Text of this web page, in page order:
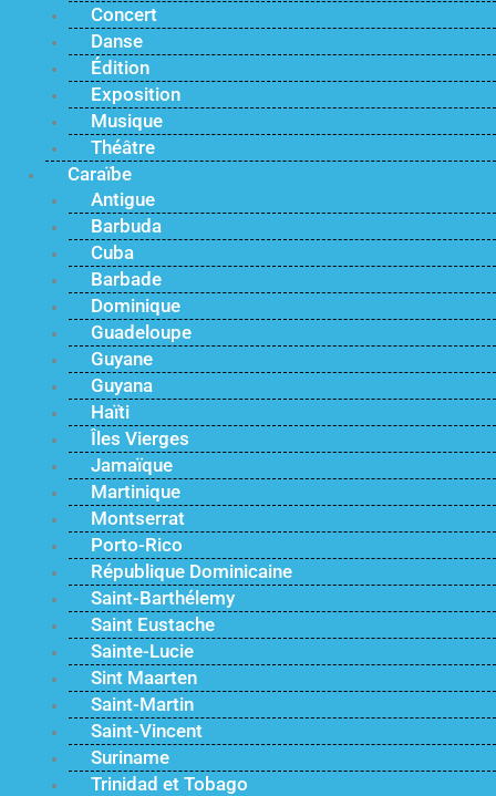
Concert
Danse
Édition
Exposition
Musique
Théâtre
Caraïbe
Antigue
Barbuda
Cuba
Barbade
Dominique
Guadeloupe
Guyane
Guyana
Haïti
Îles Vierges
Jamaïque
Martinique
Montserrat
Porto-Rico
République Dominicaine
Saint-Barthélemy
Saint Eustache
Sainte-Lucie
Sint Maarten
Saint-Martin
Saint-Vincent
Suriname
Trinidad et Tobago